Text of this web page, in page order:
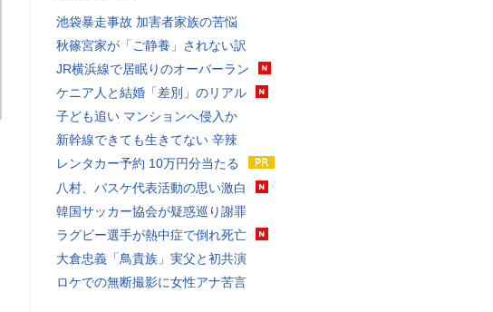
池袋暴走事故 加害者家族の苦悩
秋篠宮家が「ご静養」されない訳
JR横浜線で居眠りのオーバーラン
ケニア人と結婚「差別」のリアル
子ども追い マンションへ侵入か
新幹線できても生きてない 辛辣
レンタカー予約 10万円分当たる
八村、バスケ代表活動の思い激白
韓国サッカー協会が疑惑巡り謝罪
ラグビー選手が熱中症で倒れ死亡
大倉忠義「鳥貴族」実父と初共演
ロケでの無断撮影に女性アナ苦言